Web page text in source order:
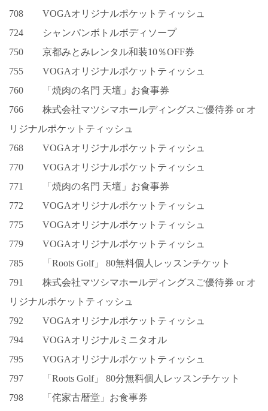
708 VOGAオリジナルポケットティッシュ
724 シャンパンボトルボディソープ
750 京都みとみレンタル和装10％OFF券
755 VOGAオリジナルポケットティッシュ
760 「焼肉の名門 天壇」お食事券
766 株式会社マツシマホールディングスご優待券 or オ
リジナルポケットティッシュ
768 VOGAオリジナルポケットティッシュ
770 VOGAオリジナルポケットティッシュ
771 「焼肉の名門 天壇」お食事券
772 VOGAオリジナルポケットティッシュ
775 VOGAオリジナルポケットティッシュ
779 VOGAオリジナルポケットティッシュ
785 「Roots Golf」 80無料個人レッスンチケット
791 株式会社マツシマホールディングスご優待券 or オ
リジナルポケットティッシュ
792 VOGAオリジナルポケットティッシュ
794 VOGAオリジナルミニタオル
795 VOGAオリジナルポケットティッシュ
797 「Roots Golf」 80分無料個人レッスンチケット
798 「侘家古暦堂」お食事券